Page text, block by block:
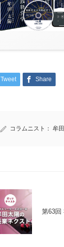
Tweet Share
コラムニスト： 牟
第63回